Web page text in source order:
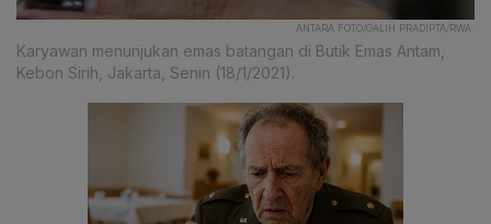
ANTARA FOTO/GALIH PRADIPTA/RWA.
Karyawan menunjukan emas batangan di Butik Emas Antam,
Kebon Sirih, Jakarta, Senin (18/1/2021).